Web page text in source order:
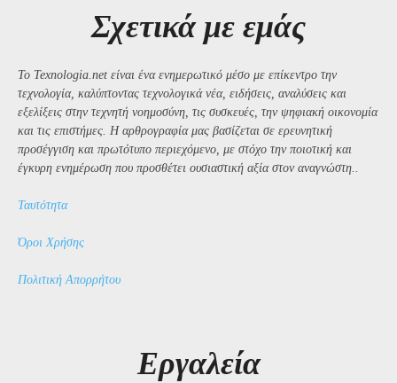
Σχετικά με εμάς
Το Texnologia.net είναι ένα ενημερωτικό μέσο με επίκεντρο την
τεχνολογία, καλύπτοντας τεχνολογικά νέα, ειδήσεις, αναλύσεις και
εξελίξεις στην τεχνητή νοημοσύνη, τις συσκευές, την ψηφιακή οικονομία
και τις επιστήμες. Η αρθρογραφία μας βασίζεται σε ερευνητική
προσέγγιση και πρωτότυπο περιεχόμενο, με στόχο την ποιοτική και
έγκυρη ενημέρωση που προσθέτει ουσιαστική αξία στον αναγνώστη..
Ταυτότητα
Όροι Χρήσης
Πολιτική Απορρήτου
Εργαλεία